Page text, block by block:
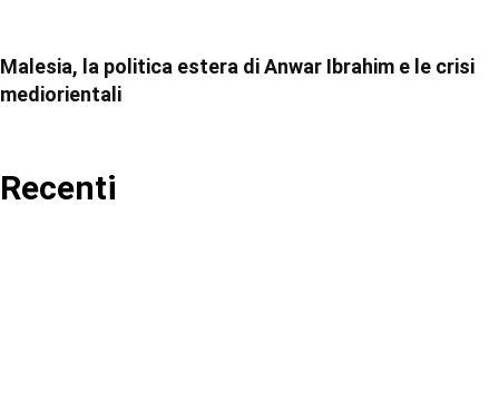
Malesia, la politica estera di Anwar Ibrahim e le crisi
mediorientali
Recenti